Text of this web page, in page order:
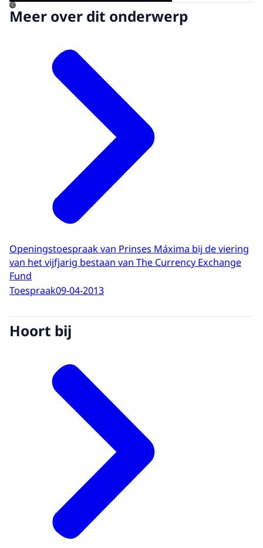
©
Meer over dit onderwerp
Openingstoespraak van Prinses Máxima bij de viering
van het vijfjarig bestaan van The Currency Exchange
Fund
Toespraak09-04-2013
Hoort bij